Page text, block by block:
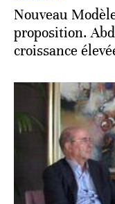
Nouveau
proposition.
croissance